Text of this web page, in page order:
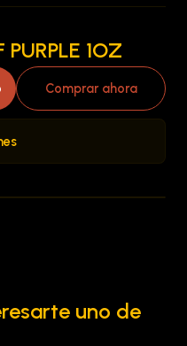
1OZ
Comprar ahora
uno de